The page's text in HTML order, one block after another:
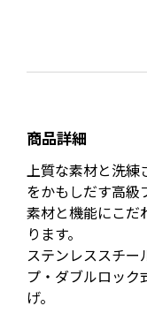
商品詳細
上質な素材と洗練
をかもしだす高級
素材と機能にこだ
ります。
ステンレススチー
プ・ダブルロック
げ。